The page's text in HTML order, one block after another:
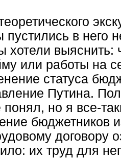
в него
выяснить:
или работы на
статуса
Путина.
понял, но я все-
бюджетников
договору
их труд для